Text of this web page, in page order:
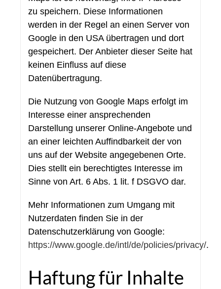
zu speichern. Diese Informationen
werden in der Regel an einen Server von
Google in den USA übertragen und dort
gespeichert. Der Anbieter dieser Seite hat
keinen Einfluss auf diese
Datenübertragung.
Die Nutzung von Google Maps erfolgt im
Interesse einer ansprechenden
Darstellung unserer Online-Angebote und
an einer leichten Auffindbarkeit der von
uns auf der Website angegebenen Orte.
Dies stellt ein berechtigtes Interesse im
Sinne von Art. 6 Abs. 1 lit. f DSGVO dar.
Mehr Informationen zum Umgang mit
Nutzerdaten finden Sie in der
Datenschutzerklärung von Google:
https://www.google.de/intl/de/policies/privacy/.
Haftung für Inhalte